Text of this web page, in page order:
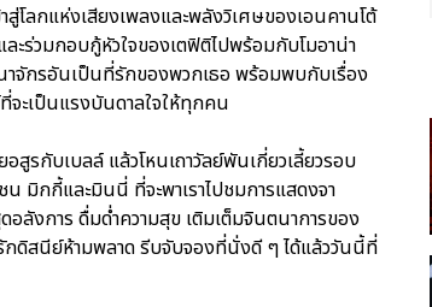
ลกแห่งเสียงเพลงและพลังวิเศษของเอนคานโต้
ะร่วมกอบกู้หัวใจของเตฟิติไปพร้อมกับโมอาน่า
าจักรอันเป็นที่รักของพวกเธอ พร้อมพบกับเรื่อง
จะเป็นแรงบันดาลใจให้ทุกคน
สูรกับเบลล์ แล้วโหนเถาวัลย์พันเกี่ยวเลี้ยวรอบ
มิกกี้และมินนี่ ที่จะพาเราไปชมการแสดงจา
ลังการ ดื่มด่ำความสุข เติมเต็มจินตนาการของ
สนีย์ห้ามพลาด รีบจับจองที่นั่งดี ๆ ได้แล้ววันนี้ที่